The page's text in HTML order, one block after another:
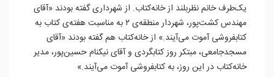
یک‌طرف خانم نظربلند از خانه‌کتاب. از شهرداری گفته بودند «آقای
مهندس کشت‌پور، شهردار منطقه‌ی ۲ به مناسبت هفته‌ی کتاب به
کتابفروشی آموت می‌آیند.» از خانه‌کتاب هم گفته بودند «آقای
مسجدجامعی، مبتکر روز کتابگردی و آقای نیکنام حسین‌پور، مدیر
خانه‌کتاب در این روز، به کتابفروشی آموت می‌آیند.»